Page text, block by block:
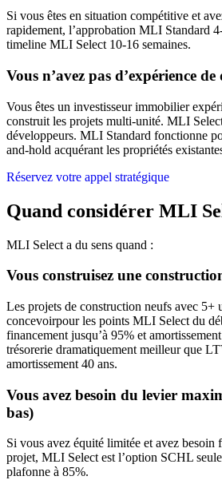
Si vous êtes en situation compétitive et
rapidement, l’approbation MLI Standard
timeline MLI Select 10-16 semaines.
Vous n’avez pas d’expérience
Vous êtes un investisseur immobilier
construit les projets multi-unité. MLI
développeurs. MLI Standard fonctionne
and-hold acquérant les propriétés
Réservez votre appel stratégique
Quand considérer MLI
MLI Select a du sens quand :
Vous construisez une
Les projets de construction neufs avec 5+
concevoirpour les points MLI Select du
financement jusqu’à 95% et
trésorerie dramatiquement meilleur que
amortissement 40 ans.
Vous avez besoin du levier
bas)
Si vous avez équité limitée et avez besoin
projet, MLI Select est l’option SCHL
plafonne à 85%.